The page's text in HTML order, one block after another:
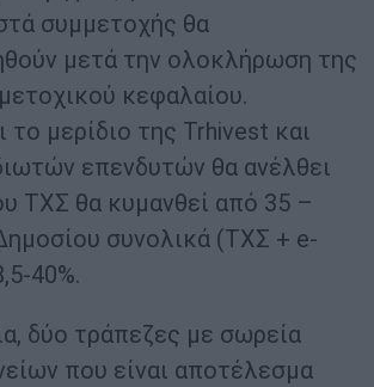
συμμετοχής θα
μετά την ολοκλήρωση της
κεφαλαίου.
το μερίδιο της Trhivest και
επενδυτών θα ανέλθει
ΤΧΣ θα κυμανθεί από 35 –
συνολικά (ΤΧΣ + e-
40%.
δύο τράπεζες με σωρεία
που είναι αποτέλεσμα